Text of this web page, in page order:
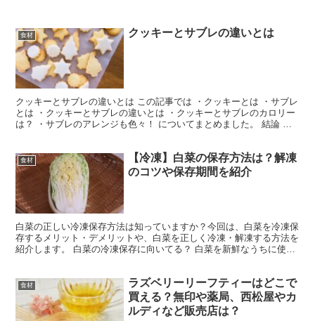
食材 クッキーとサブレの違いとは
クッキーとサブレの違いとは この記事では ・クッキーとは ・サブレ
とは ・クッキーとサブレの違いとは ・クッキーとサブレのカロリー
は？ ・サブレのアレンジも色々！ についてまとめました。 結論 ク
食材
【冷凍】白菜の保存方法は？解凍
のコツや保存期間を紹介
白菜の正しい冷凍保存方法は知っていますか？今回は、白菜を冷凍保
存するメリット・デメリットや、白菜を正しく冷凍・解凍する方法を
紹介します。 白菜の冷凍保存に向いてる？ 白菜を新鮮なうちに使い
食材
ラズベリーリーフティーはどこで
買える？無印や薬局、西松屋やカ
ルディなど販売店は？